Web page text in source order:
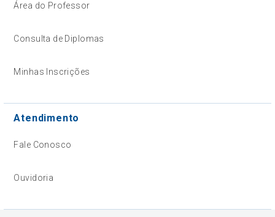
Área do Professor
Consulta de Diplomas
Minhas Inscrições
Atendimento
Fale Conosco
Ouvidoria